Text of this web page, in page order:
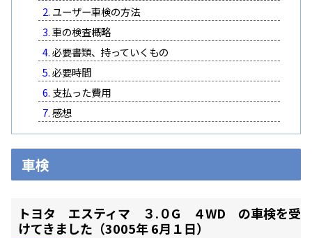
ユーザー車検の方法
車の検査概略
必要書類、持っていくもの
必要時間
支払った費用
感想
車検
トヨタ エスティマ ３.０G ４WD の車検を受
けてきました（3005年 6月１日）